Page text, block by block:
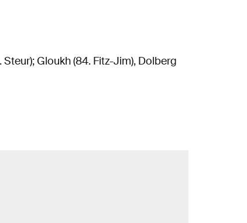
Gloukh (84. Fitz-Jim), Dolberg